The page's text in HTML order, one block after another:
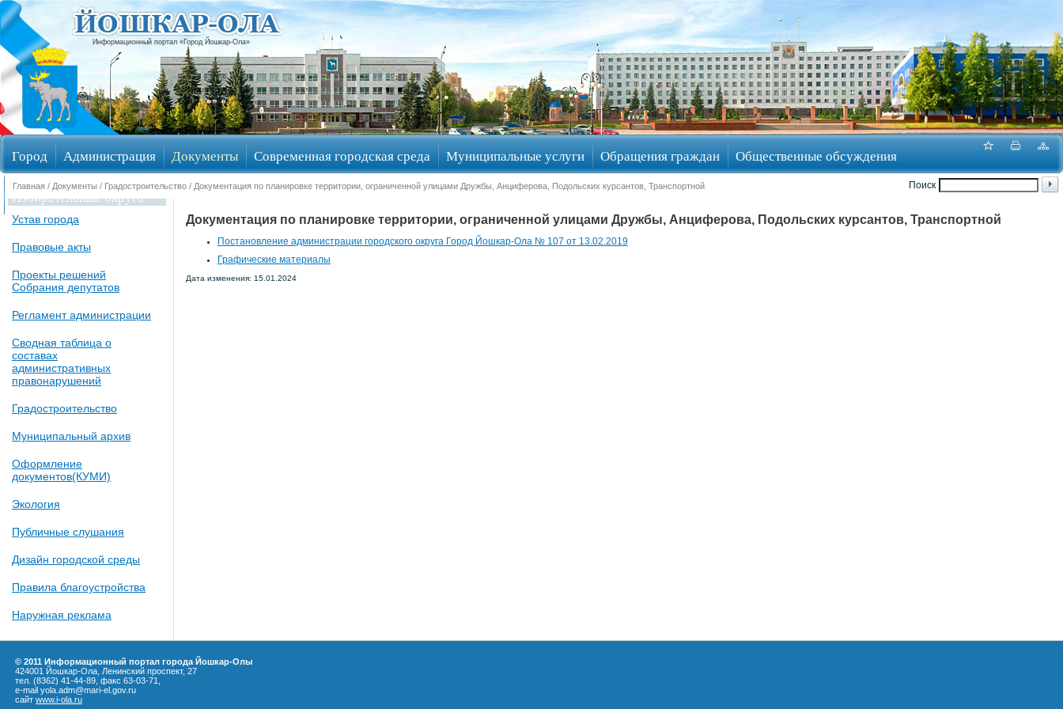
Информационный портал «Город Йошкар-Ола»
Город Администрация Документы Современная городская среда Муниципальные услуги Обращения граждан Общественные обсуждения
Избирательные округа
Поиск
Главная / Документы / Градостроительство / Документация по планировке территории, ограниченной улицами Дружбы, Анциферова, Подольских курсантов, Транспортной
Устав города
Правовые акты
Проекты решений
Собрания депутатов
Регламент администрации
Сводная таблица о
составах
административных
правонарушений
Градостроительство
Муниципальный архив
Оформление
документов(КУМИ)
Экология
Публичные слушания
Дизайн городской среды
Правила благоустройства
Наружная реклама
Документация по планировке территории, ограниченной улицами Дружбы, Анциферова, Подольских курсантов, Транспортной
Постановление администрации городского округа Город Йошкар-Ола № 107 от 13.02.2019
Графические материалы
Дата изменения: 15.01.2024
© 2011 Информационный портал города Йошкар-Олы
424001 Йошкар-Ола, Ленинский проспект, 27
тел. (8362) 41-44-89, факс 63-03-71,
e-mail yola.adm@mari-el.gov.ru
сайт www.i-ola.ru